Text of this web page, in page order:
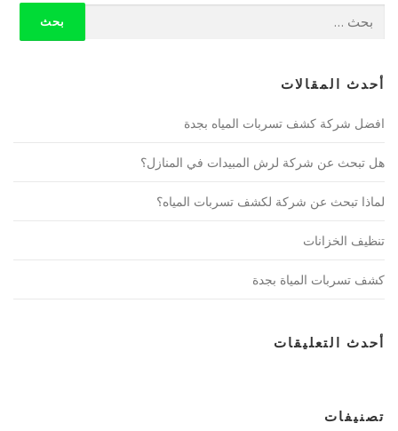
عن:
أحدث المقالات
افضل شركة كشف تسربات المياه بجدة
هل تبحث عن شركة لرش المبيدات في المنازل؟
لماذا تبحث عن شركة لكشف تسربات المياه؟
تنظيف الخزانات
كشف تسربات المياة بجدة
أحدث التعليقات
تصنيفات